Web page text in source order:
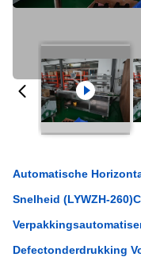
Automatische
Snelheid (LYWZH-
Defectonderdrukking